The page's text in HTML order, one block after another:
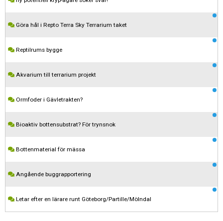
Göra hål i Repto Terra Sky Terrarium taket
Reptilrums bygge
Akvarium till terrarium projekt
Ormfoder i Gävletrakten?
Bioaktiv bottensubstrat? För trynsnok
Bottenmaterial för mässa
Angående buggrapportering
Letar efter en lärare runt Göteborg/Partille/Mölndal